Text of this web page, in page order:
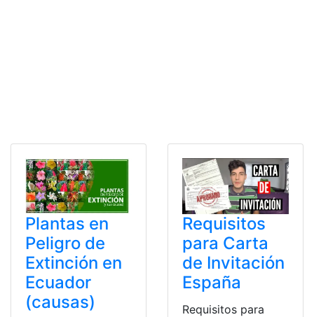
Plantas en
Peligro de
Extinción en
Ecuador
(causas)
Requisitos
para Carta
de Invitación
España
Requisitos para